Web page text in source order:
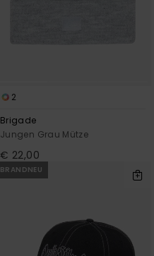
2
Brigade
Jungen Grau Mütze
€ 22,00
BRANDNEU